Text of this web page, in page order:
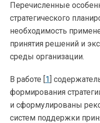
Перечисленные
стратегического
необходимость
принятия решений и
среды организации.
В работе [1]
формирования
и сформулированы
систем поддержки